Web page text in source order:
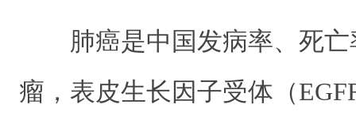
肺癌是中国发病率、死
瘤，表皮生长因子受体（